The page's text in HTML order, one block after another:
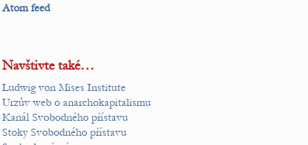
Atom feed
Navštivte také…
Ludwig von Mises Institute
Urzův web o anarchokapitalismu
Kanál Svobodného přístavu
Stoky Svobodného přístavu